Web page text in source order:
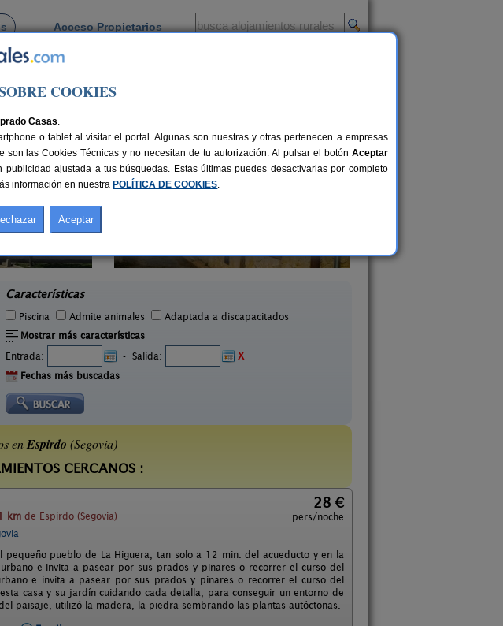
Acceso Propietarios
2-6 pers.
26 €
El
Valleruela de Pedraza
Características
Piscina Admite animales
Adaptada a discapacitados
Mostrar más características
Entrada:
- Salida:
X
Fechas más buscadas
enEspirdo (Segovia)
CERCANOS :
km de Espirdo (Segovia)
28 €
pers/noche
pueblo de La Higuera, tan solo a 12 min. del acueducto y en la
e invita a pasear por sus prados y pinares o recorrer el curso del
e invita a pasear por sus prados y pinares o recorrer el curso del
casa y su jardín cuidando cada detalla, para conseguir un entorno de
paisaje, utilizó la madera, la piedra sembrando las plantas autóctonas.
COOKIES
Casas.
o tablet al visitar el portal. Algunas son nuestras y otras pertenecen a empresas
las Cookies Técnicas y no necesitan de tu autorización. Al pulsar el botón Aceptar
ajustada a tus búsquedas. Estas últimas puedes desactivarlas por completo
información en nuestra POLÍTICA DE COOKIES.